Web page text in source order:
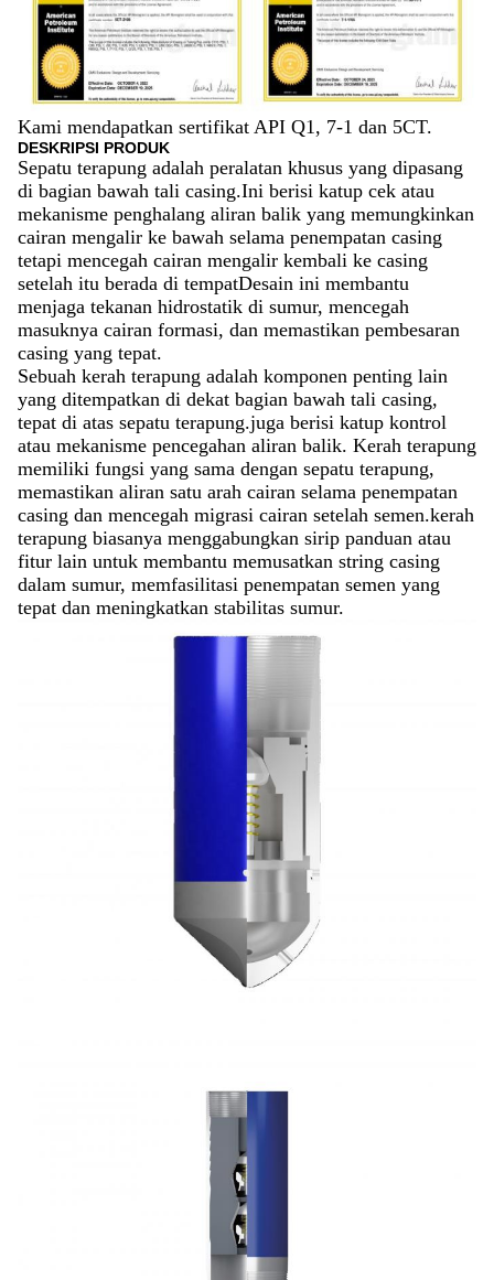
Kami mendapatkan sertifikat API Q1, 7-1 dan 5CT.
DESKRIPSI PRODUK
Sepatu terapung adalah peralatan khusus yang dipasang
di bagian bawah tali casing.Ini berisi katup cek atau
mekanisme penghalang aliran balik yang memungkinkan
cairan mengalir ke bawah selama penempatan casing
tetapi mencegah cairan mengalir kembali ke casing
setelah itu berada di tempatDesain ini membantu
menjaga tekanan hidrostatik di sumur, mencegah
masuknya cairan formasi, dan memastikan pembesaran
casing yang tepat.
Sebuah kerah terapung adalah komponen penting lain
yang ditempatkan di dekat bagian bawah tali casing,
tepat di atas sepatu terapung.juga berisi katup kontrol
atau mekanisme pencegahan aliran balik. Kerah terapung
memiliki fungsi yang sama dengan sepatu terapung,
memastikan aliran satu arah cairan selama penempatan
casing dan mencegah migrasi cairan setelah semen.kerah
terapung biasanya menggabungkan sirip panduan atau
fitur lain untuk membantu memusatkan string casing
dalam sumur, memfasilitasi penempatan semen yang
tepat dan meningkatkan stabilitas sumur.